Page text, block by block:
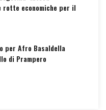
economiche per il
per Afro Basaldella
di Prampero